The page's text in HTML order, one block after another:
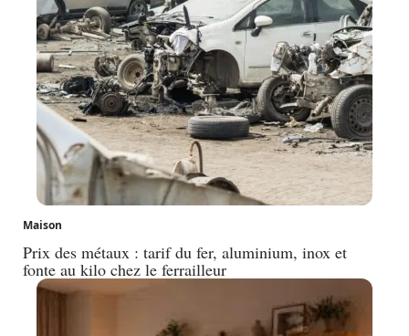
Maison
Prix des métaux : tarif du fer, aluminium, inox et
fonte au kilo chez le ferrailleur